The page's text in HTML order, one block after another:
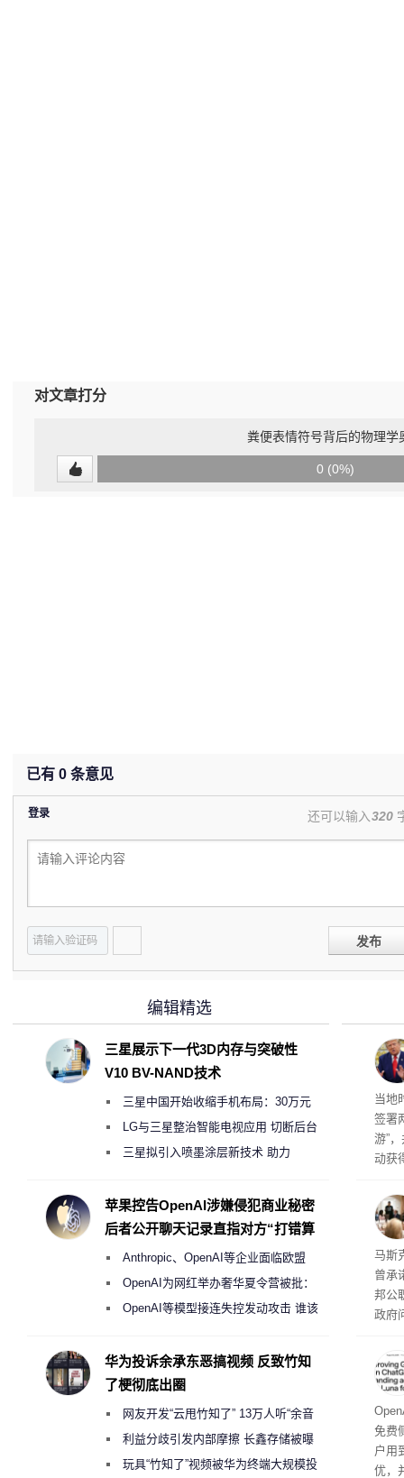
对文章打分
粪便表情符号背后的物理学
0 (0%)
已有 0 条意见
登录 还可以输入320
发布
育
当地
签署
游”
动获
育
行动
果
马斯
曾承
邦公
政府
称
也无
免费
户用
优，
编辑精选
三星展示下一代3D内存与突破性
V10 BV-NAND技术
三星中国开始收缩手机布局：30万元
月销售额不达标门店 将被逐步清退
LG与三星整治智能电视应用 切断后台
偷偷共享带宽的违规行为
三星拟引入喷墨涂层新技术 助力
度
苹果控告OpenAI涉嫌侵犯商业秘密
后者公开聊天记录直指对方“打错算
Anthropic、OpenAI等企业面临欧盟
《人工智能法案》全新执法权限审查
OpenAI为网红举办奢华夏令营被批：
2000美元一晚 遭讽“反乌托邦”
OpenAI等模型接连失控发动攻击 谁该
华为投诉余承东恶搞视频 反致竹知
了梗彻底出圈
网友开发“云甩竹知了” 13万人听“余音
绕梁”利益分歧引发内部摩擦 长鑫存储被曝
曾将华为驻场工程师驱逐出研发基地
玩具“竹知了”视频被华为终端大规模投